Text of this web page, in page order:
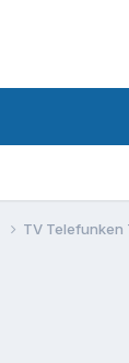
TV Telefunken